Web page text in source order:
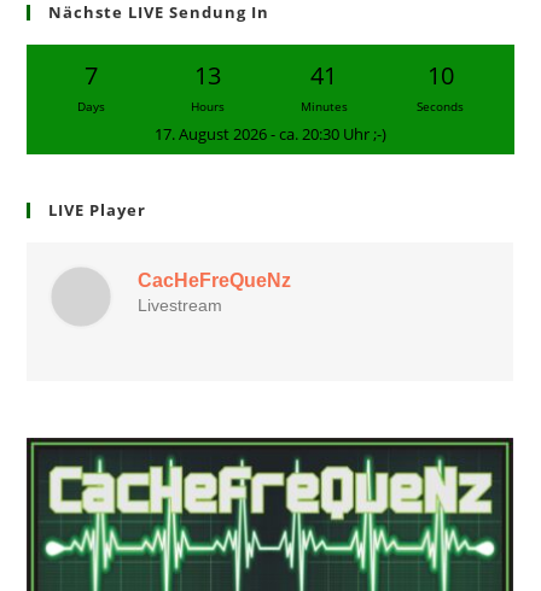
Nächste LIVE Sendung In
7
Days
13
Hours
41
Minutes
9
Seconds
17. August 2026 - ca. 20:30 Uhr ;-)
LIVE Player